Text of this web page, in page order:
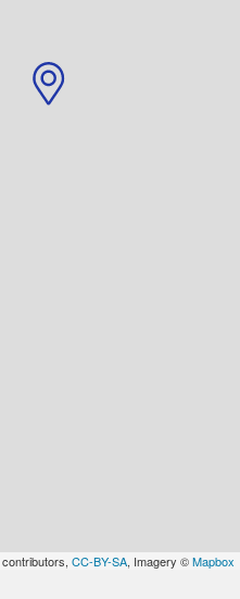
contributors, CC-BY-SA, Imagery ©Mapbox